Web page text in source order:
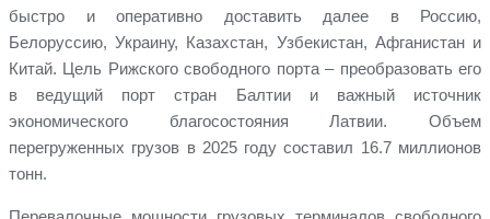
быстро и оперативно доставить далее в Россию,
Белоруссию, Украину, Казахстан, Узбекистан, Афганистан и
Китай. Цель Рижского свободного порта – преобразовать его
в ведущий порт стран Балтии и важный источник
экономического благосостояния Латвии. Объем
перегруженных грузов в 2025 году составил 16.7 миллионов
тонн.